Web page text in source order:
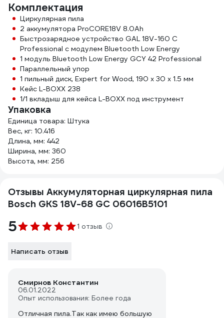
Комплектация
Циркулярная пила
2 аккумулятора ProCORE18V 8.0Ah
Быстрозарядное устройство GAL 18V-160 C
Professional с модулем Bluetooth Low Energy
1 модуль Bluetooth Low Energy GCY 42 Professional
Параллельный упор
1 пильный диск, Expert for Wood, 190 x 30 x 1.5 мм
Кейс L-BOXX 238
1/1 вкладыш для кейса L-BOXX под инструмент
Упаковка
Единица товара: Штука
Вес, кг: 10.416
Длина, мм: 442
Ширина, мм: 360
Высота, мм: 256
Отзывы Аккумуляторная циркулярная пила
Bosch GKS 18V-68 GC 06016B5101
5 1 отзыв
Написать отзыв
Смирнов Константин
06.01.2022
Опыт использования: Более года
Отличная пила.Так как имею большую